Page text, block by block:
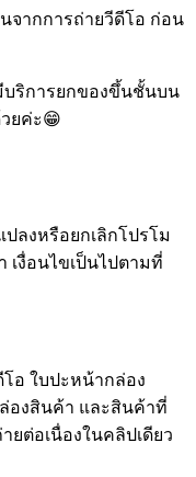
จากการถ่ายวีดีโอ ก่อน
ริการยกของขึ้นชั้นบน
ยค่ะ😁
ลงหรือยกเลิกโปรโม
เงื่อนไขเป็นไปตามที่
อ ใบปะหน้ากล่อง
องสินค้า และสินค้าที่
ต่อเนื่องในคลิปเดียว